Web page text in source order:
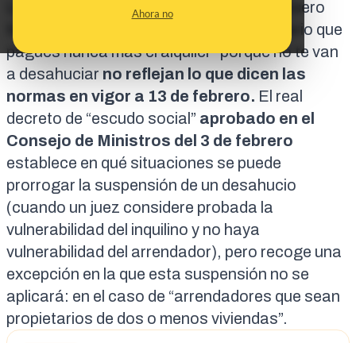
Ahora no
Los contenidos que afirman que “si tu casero
tiene 3 viviendas o más, ya no es necesario que
pagues nunca más el alquiler” porque no te van
a desahuciar no reflejan lo que dicen las
normas en vigor a 13 de febrero. El real
decreto de “escudo social” aprobado en el
Consejo de Ministros del 3 de febrero
establece en qué situaciones se puede
prorrogar la suspensión de un desahucio
(cuando un juez considere probada la
vulnerabilidad del inquilino y no haya
vulnerabilidad del arrendador), pero recoge una
excepción en la que esta suspensión no se
aplicará: en el caso de “arrendadores que sean
propietarios de dos o menos viviendas”.